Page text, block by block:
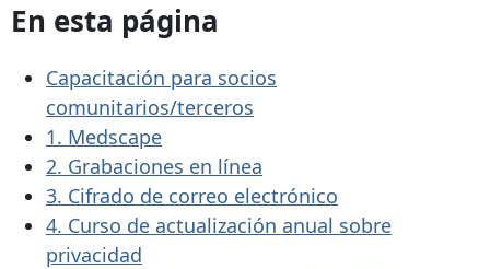
En esta página
Capacitación para socios
comunitarios/terceros
1. Medscape
2. Grabaciones en línea
3. Cifrado de correo electrónico
4. Curso de actualización anual sobre
privacidad